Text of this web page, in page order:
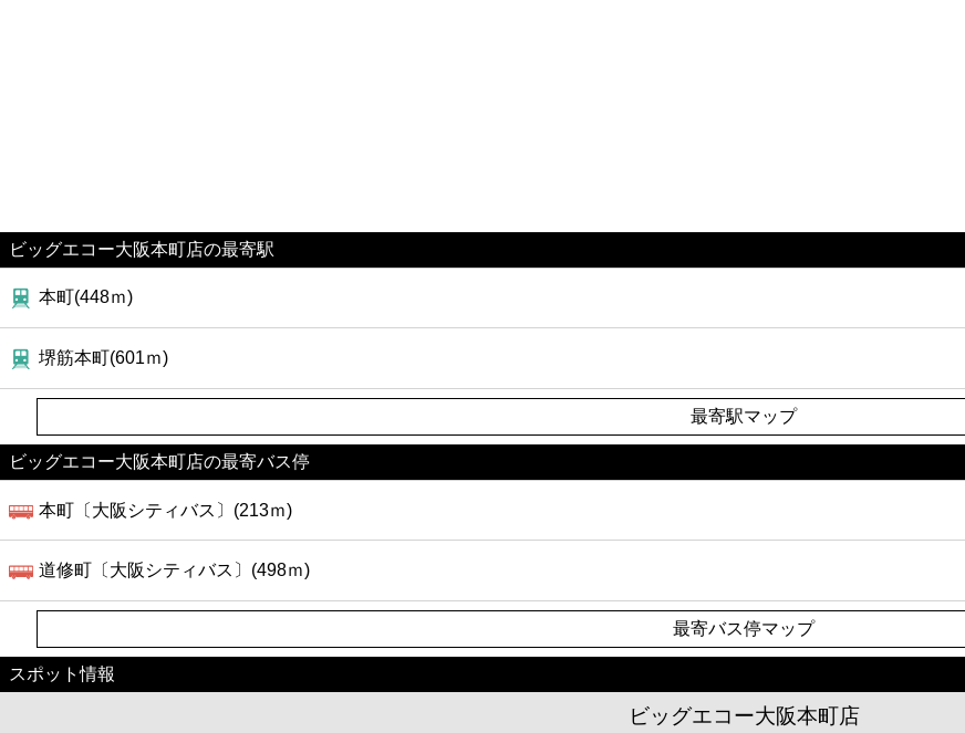
ビッグエコー大阪本町店の最寄駅
本町(448ｍ)
堺筋本町(601ｍ)
最寄駅マップ
ビッグエコー大阪本町店の最寄バス停
本町〔大阪シティバス〕(213ｍ)
道修町〔大阪シティバス〕(498ｍ)
最寄バス停マップ
スポット情報
ビッグエコー大阪本町店